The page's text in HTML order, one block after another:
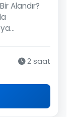
Alandır?
2 saat